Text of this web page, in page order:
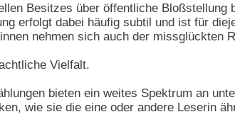
Besitzes über öffentliche Bloßstellung
erfolgt dabei häufig subtil und ist für
nehmen sich auch der missglückten
Vielfalt.
bieten ein weites Spektrum an
wie sie die eine oder andere Leserin